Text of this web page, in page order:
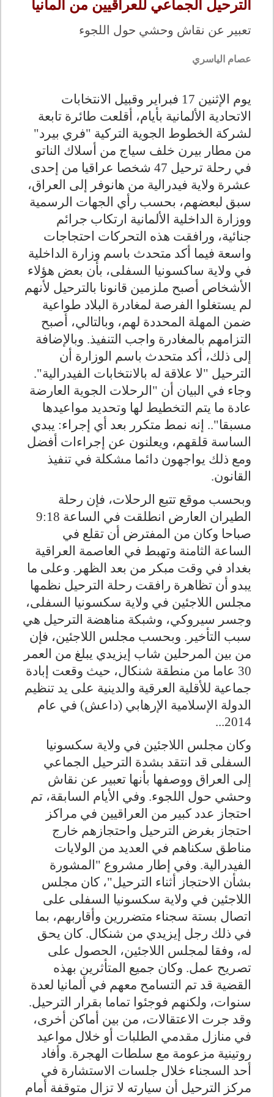
الترحيل الجماعي للعراقيين من ألمانيا
تعبير عن نقاش وحشي حول اللجوء
عصام الياسري
يوم الإثنين 17 فبراير وقبيل الانتخابات
الاتحادية الألمانية بأيام، أقلعت طائرة تابعة
لشركة الخطوط الجوية التركية "فري بيرد"
من مطار بيرن خلف سياج من أسلاك الناتو
في رحلة ترحيل 47 شخصا عراقيا من إحدى
عشرة ولاية فيدرالية من هانوفر إلى العراق،
سبق لبعضهم، بحسب رأي الجهات الرسمية
ووزارة الداخلية الألمانية ارتكاب جرائم
جنائية، ورافقت هذه التحركات احتجاجات
واسعة فيما أكد متحدث باسم وزارة الداخلية
في ولاية ساكسونيا السفلى، بأن بعض هؤلاء
الأشخاص أصبح ملزمين قانونا بالترحيل لأنهم
لم يستغلوا الفرصة لمغادرة البلاد طواعية
ضمن المهلة المحددة لهم، وبالتالي، أصبح
التزامهم بالمغادرة واجب التنفيذ. وبالإضافة
إلى ذلك، أكد متحدث باسم الوزارة أن
الترحيل "لا علاقة له بالانتخابات الفيدرالية".
وجاء في البيان أن "الرحلات الجوية العارضة
عادة ما يتم التخطيط لها وتحديد مواعيدها
مسبقا".. إنه نمط متكرر بعد أي إجراء: يبدي
الساسة قلقهم، ويعلنون عن إجراءات أفضل
ومع ذلك يواجهون دائما مشكلة في تنفيذ
القانون.
وبحسب موقع تتبع الرحلات، فإن رحلة
الطيران العارض انطلقت في الساعة 9:18
صباحا وكان من المفترض أن تقلع في
الساعة الثامنة وتهبط في العاصمة العراقية
بغداد في وقت مبكر من بعد الظهر. وعلى ما
يبدو أن تظاهرة رافقت رحلة الترحيل نظمها
مجلس اللاجئين في ولاية سكسونيا السفلى،
وجسر سيروكي، وشبكة مناهضة الترحيل هي
سبب التأخير. وبحسب مجلس اللاجئين، فإن
من بين المرحلين شاب إيزيدي يبلغ من العمر
30 عاما من منطقة شنكال، حيث وقعت إبادة
جماعية للأقلية العرقية والدينية على يد تنظيم
الدولة الإسلامية الإرهابي (داعش) في عام
2014...
وكان مجلس اللاجئين في ولاية سكسونيا
السفلى قد انتقد بشدة الترحيل الجماعي
إلى العراق ووصفها بأنها تعبير عن نقاش
وحشي حول اللجوء. وفي الأيام السابقة، تم
احتجاز عدد كبير من العراقيين في مراكز
احتجاز بغرض الترحيل واحتجازهم خارج
مناطق سكناهم في العديد من الولايات
الفيدرالية. وفي إطار مشروع "المشورة
بشأن الاحتجاز أثناء الترحيل"، كان مجلس
اللاجئين في ولاية سكسونيا السفلى على
اتصال بستة سجناء متضررين وأقاربهم، بما
في ذلك رجل إيزيدي من شنكال. كان يحق
له، وفقا لمجلس اللاجئين، الحصول على
تصريح عمل. وكان جميع المتأثرين بهذه
القضية قد تم التسامح معهم في ألمانيا لعدة
سنوات، ولكنهم فوجئوا تماما بقرار الترحيل.
وقد جرت الاعتقالات، من بين أماكن أخرى،
في منازل مقدمي الطلبات أو خلال مواعيد
روتينية مزعومة مع سلطات الهجرة. وأفاد
أحد السجناء خلال جلسات الاستشارة في
مركز الترحيل أن سيارته لا تزال متوقفة أمام